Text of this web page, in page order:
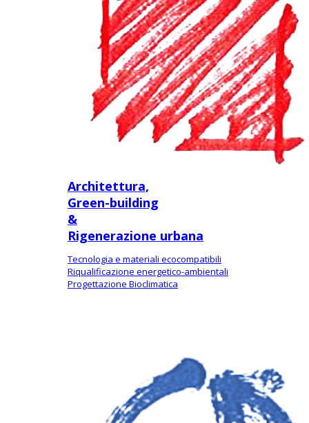
Architettura,
Green-building
&
Rigenerazione urbana
Tecnologia e materiali ecocompatibili
Riqualificazione energetico-ambientali
Progettazione Bioclimatica